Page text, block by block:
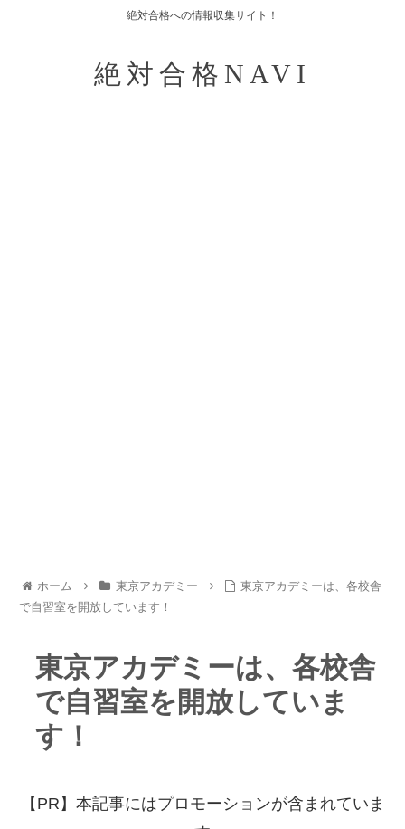
絶対合格への情報収集サイト！
絶対合格NAVI
ホーム 東京アカデミー
東京アカデミーは、各校舎
で自習室を開放しています！
東京アカデミーは、各校舎
で自習室を開放していま
す！
【PR】本記事にはプロモーションが含まれていま